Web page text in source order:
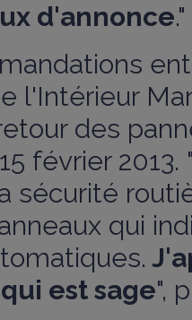
d'annonce."
l'Intérieur
des
février 2013.
sécurité
qui
est sage",